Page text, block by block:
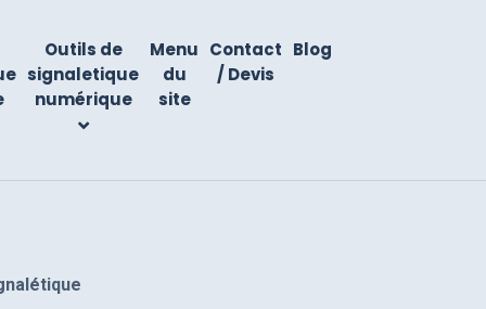
Outils de
signaletique
numérique
Menu
du
site
Contact
/ Devis
Blog